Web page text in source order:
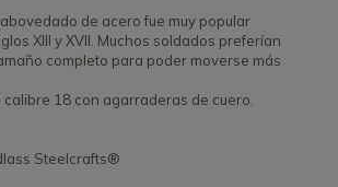
de acero fue muy popular
XIII y XVII. Muchos soldados preferían
completo para poder moverse más
18 con agarraderas de cuero.
Steelcrafts®